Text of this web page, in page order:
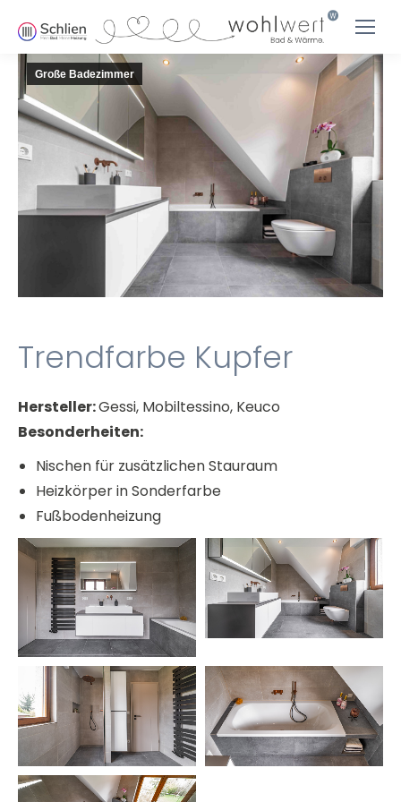
Große Badezimmer
Trendfarbe Kupfer
Hersteller:Gessi, Mobiltessino, Keuco
Besonderheiten:
Nischen für zusätzlichen Stauraum
Heizkörper in Sonderfarbe
Fußbodenheizung